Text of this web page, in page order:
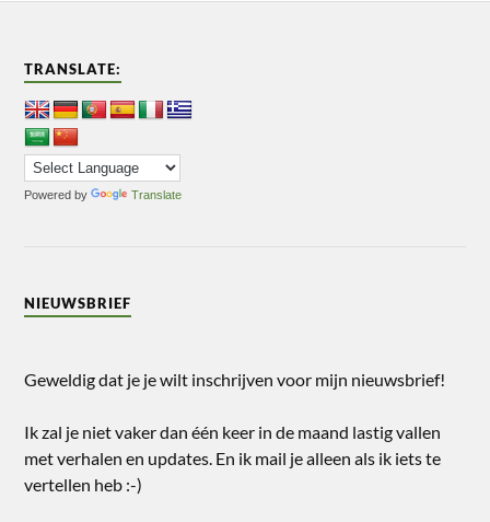
TRANSLATE:
Powered by Translate
NIEUWSBRIEF
Geweldig dat je je wilt inschrijven voor mijn nieuwsbrief!
Ik zal je niet vaker dan één keer in de maand lastig vallen
met verhalen en updates. En ik mail je alleen als ik iets te
vertellen heb :-)